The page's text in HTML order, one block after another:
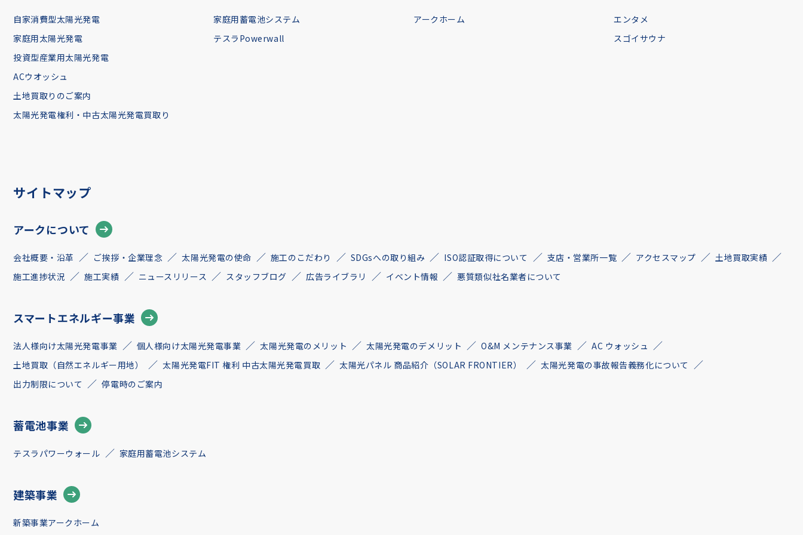
自家消費型太陽光発電
家庭用太陽光発電
投資型産業用太陽光発電
ACウオッシュ
土地買取りのご案内
太陽光発電権利・中古太陽光発電買取り
家庭用蓄電池システム
テスラPowerwall
アークホーム
エンタメ
スゴイサウナ
サイトマップ
アークについて
会社概要・沿革 ご挨拶・企業理念 太陽光発電の使命 施工のこだわり SDGsへの取り組み ISO認証取得について 支店・営業所一覧 アクセスマップ
土地買取実績
施工進捗状況
施工実績 ニュースリリース スタッフブログ 広告ライブラリ イベント情報 悪質類似社名業者について
スマートエネルギー事業
法人様向け太陽光発電事業 個人様向け太陽光発電事業 太陽光発電のメリット 太陽光発電のデメリット O&M メンテナンス事業
AC ウォッシュ
土地買取（自然エネルギー用地）
太陽光発電FIT 権利 中古太陽光発電買取 太陽光パネル 商品紹介（SOLAR FRONTIER）
太陽光発電の事故報告義務化について
出力制限について
停電時のご案内
蓄電池事業
テスラパワーウォール 家庭用蓄電池システム
建築事業
新築事業アークホーム